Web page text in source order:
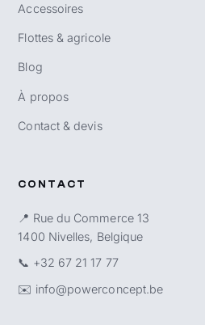
Accessoires
Flottes & agricole
Blog
À propos
Contact & devis
CONTACT
📍 Rue du Commerce 13
1400 Nivelles, Belgique
📞 +32 67 21 17 77
✉️ info@powerconcept.be